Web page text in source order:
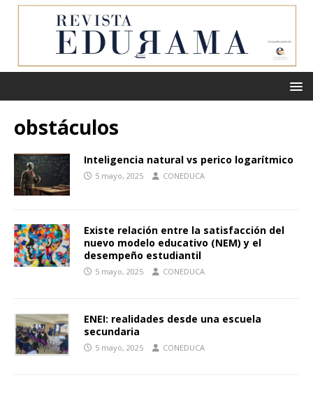
obstáculos
Inteligencia natural vs perico logarítmico
5 mayo, 2025 CONEDUCA
Existe relación entre la satisfacción del
nuevo modelo educativo (NEM) y el
desempeño estudiantil
5 mayo, 2025 CONEDUCA
ENEI: realidades desde una escuela
secundaria
5 mayo, 2025 CONEDUCA